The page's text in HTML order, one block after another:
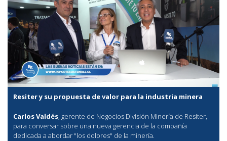
Resiter y su propuesta de valor para la industria minera
Carlos Valdés, gerente de Negocios División Minería de Resiter,
para conversar sobre una nueva gerencia de la compañía
dedicada a abordar "los dolores" de la minería.